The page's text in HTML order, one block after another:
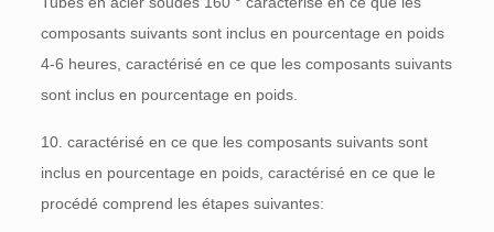
composants suivants sont inclus en pourcentage en poids
4-6 heures, caractérisé en ce que les composants suivants
sont inclus en pourcentage en poids.
10. caractérisé en ce que les composants suivants sont
inclus en pourcentage en poids, caractérisé en ce que le
procédé comprend les étapes suivantes: